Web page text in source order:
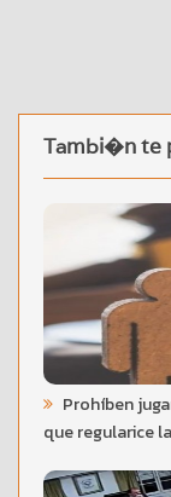
Tambi�n te
Prohíben
que regularice